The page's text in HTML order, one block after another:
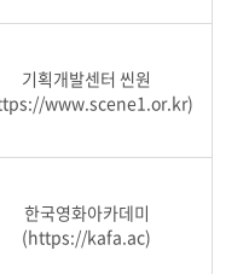
기획개발센터 씬원
www.scene1.or.kr)
한국영화아카데미
(https://kafa.ac)